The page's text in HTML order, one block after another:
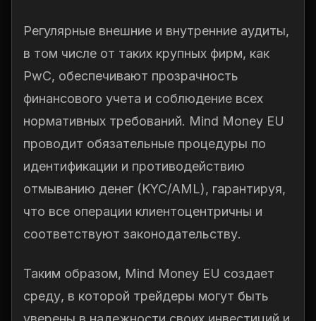
Регулярные внешние и внутренние аудиты,
в том числе от таких крупных фирм, как
PwC, обеспечивают прозрачность
финансового учета и соблюдение всех
нормативных требований. Mind Money EU
проводит обязательные процедуры по
идентификации и противодействию
отмыванию денег (KYC/AML), гарантируя,
что все операции клиентоцентричны и
соответствуют законодательству.
Таким образом, Mind Money EU создает
среду, в которой трейдеры могут быть